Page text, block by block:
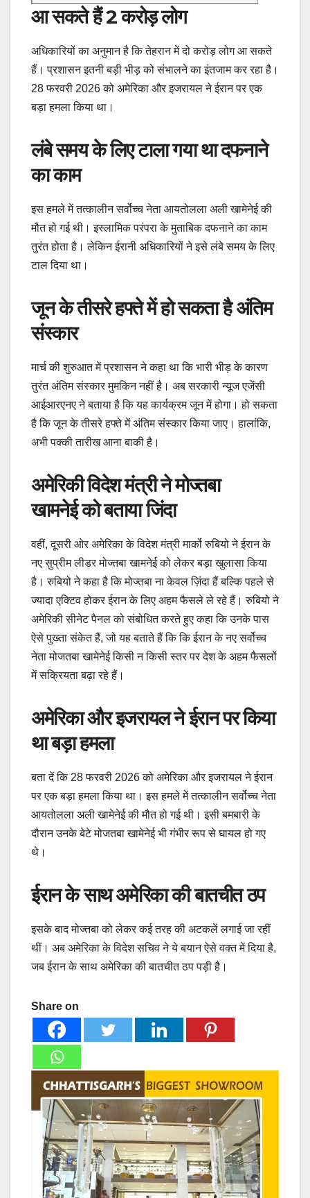
आ सकते हैं 2 करोड़ लोग
अधिकारियों का अनुमान है कि तेहरान में दो करोड़ लोग आ सकते
हैं। प्रशासन इतनी बड़ी भीड़ को संभालने का इंतजाम कर रहा है।
28 फरवरी 2026 को अमेरिका और इजरायल ने ईरान पर एक
बड़ा हमला किया था।
लंबे समय के लिए टाला गया था दफनाने
का काम
इस हमले में तत्कालीन सर्वोच्च नेता आयतोलला अली खामेनेई की
मौत हो गई थी। इस्लामिक परंपरा के मुताबिक दफनाने का काम
तुरंत होता है। लेकिन ईरानी अधिकारियों ने इसे लंबे समय के लिए
टाल दिया था।
जून के तीसरे हफ्ते में हो सकता है अंतिम
संस्कार
मार्च की शुरुआत में प्रशासन ने कहा था कि भारी भीड़ के कारण
तुरंत अंतिम संस्कार मुमकिन नहीं है। अब सरकारी न्यूज एजेंसी
आईआरएनए ने बताया है कि यह कार्यक्रम जून में होगा। हो सकता
है कि जून के तीसरे हफ्ते में अंतिम संस्कार किया जाए। हालांकि,
अभी पक्की तारीख आना बाकी है।
अमेरिकी विदेश मंत्री ने मोज्तबा
खामनेई को बताया जिंदा
वहीं, दूसरी ओर अमेरिका के विदेश मंत्री मार्को रुबियो ने ईरान के
नए सुप्रीम लीडर मोज्तबा खामनेई को लेकर बड़ा खुलासा किया
है। रुबियो ने कहा है कि मोज्तबा ना केवल ज़िंदा हैं बल्कि पहले से
ज्यादा एक्टिव होकर ईरान के लिए अहम फैसले ले रहे हैं। रुबियो ने
अमेरिकी सीनेट पैनल को संबोधित करते हुए कहा कि उनके पास
ऐसे पुख्ता संकेत हैं, जो यह बताते हैं कि कि ईरान के नए सर्वोच्च
नेता मोजतबा खामेनेई किसी न किसी स्तर पर देश के अहम फैसलों
में सक्रियता बढ़ा रहे हैं।
अमेरिका और इजरायल ने ईरान पर किया
था बड़ा हमला
बता दें कि 28 फरवरी 2026 को अमेरिका और इजरायल ने ईरान
पर एक बड़ा हमला किया था। इस हमले में तत्कालीन सर्वोच्च नेता
आयतोलला अली खामेनेई की मौत हो गई थी। इसी बमबारी के
दौरान उनके बेटे मोजतबा खामेनेई भी गंभीर रूप से घायल हो गए
थे।
ईरान के साथ अमेरिका की बातचीत ठप
इसके बाद मोज्तबा को लेकर कई तरह की अटकलें लगाई जा रहीं
थीं। अब अमेरिका के विदेश सचिव ने ये बयान ऐसे वक्त में दिया है,
जब ईरान के साथ अमेरिका की बातचीत ठप पड़ी है।
Share on